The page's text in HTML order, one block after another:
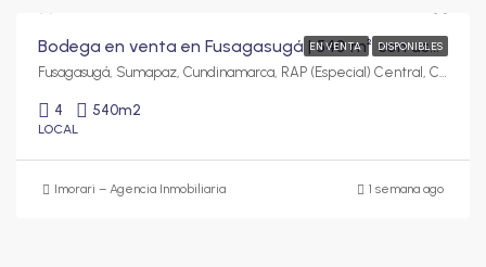
EN VENTA DISPONIBLES
Bodega en venta en Fusagasugá | 540 m² con uso de suelo C3
Fusagasugá, Sumapaz, Cundinamarca, RAP (Especial) Central, Colombia
4 540m2
LOCAL
Imorari – Agencia Inmobiliaria 1 semana ago